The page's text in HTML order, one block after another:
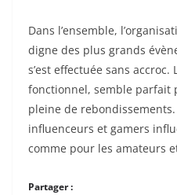
Dans l’ensemble,
digne des plus grands
s’est effectuée sans
fonctionnel, semble parfait
pleine de
influenceurs et gamers
comme pour les amateurs
Partager :